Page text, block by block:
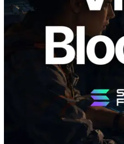
Validator yang